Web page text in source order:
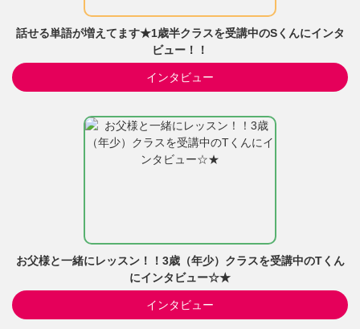
話せる単語が増えてます★1歳半クラスを受講中のSくんにインタ
ビュー！！
インタビュー
お父様と一緒にレッスン！！3歳（年少）クラスを受講中のTくん
にインタビュー☆★
インタビュー